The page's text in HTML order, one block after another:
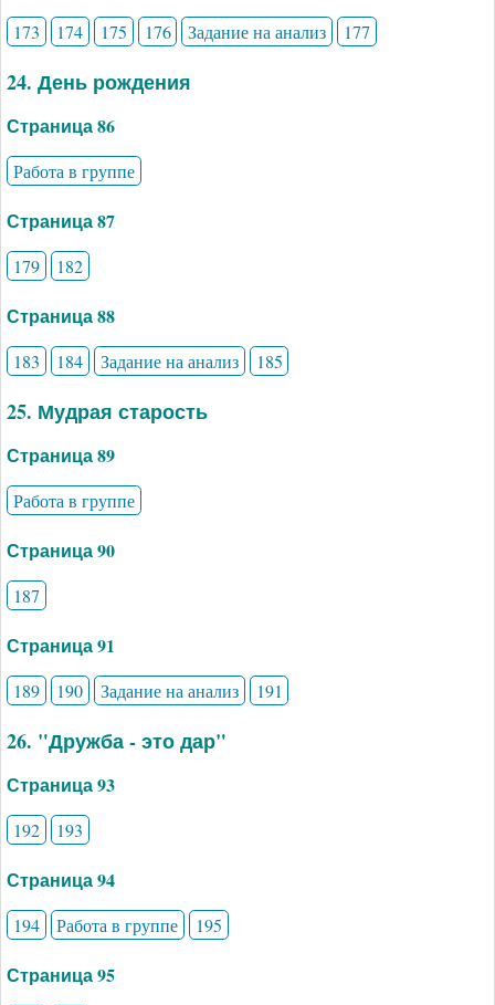
173 174 175 176 Задание на анализ 177
24. День рождения
Страница 86
Работа в группе
Страница 87
179 182
Страница 88
183 184 Задание на анализ 185
25. Мудрая старость
Страница 89
Работа в группе
Страница 90
187
Страница 91
189 190 Задание на анализ 191
26. "Дружба - это дар"
Страница 93
192 193
Страница 94
194 Работа в группе 195
Страница 95